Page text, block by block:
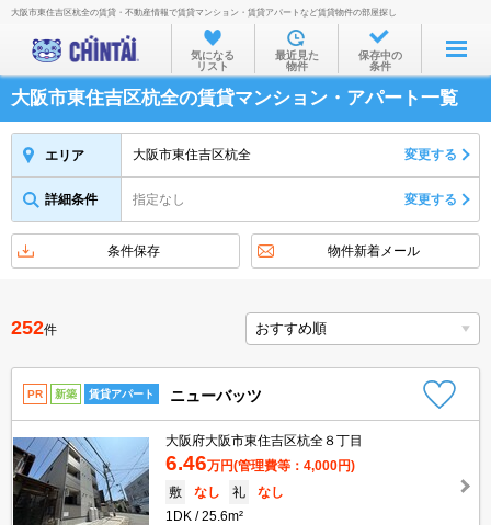
お部屋を探す
沿線・駅から
住所から
家賃相場から
物件特集から
不動産会社から
TOP
大阪市東住吉区杭全の賃貸・不動産情報で賃貸マンション・賃貸アパートなど賃貸物件の部屋探し
気になる
リスト
最近見た
物件
保存中の
条件
大阪市東住吉区杭全の賃貸マンション・アパート一覧
エリア 大阪市東住吉区杭全 変更する
詳細条件 指定なし 変更する
条件保存 物件新着メール
252件
PR 新築 賃貸アパート ニューバッツ
大阪府大阪市東住吉区杭全８丁目
6.46万円(管理費等：4,000円)
敷
なし 礼
なし
1DK
25.6m²